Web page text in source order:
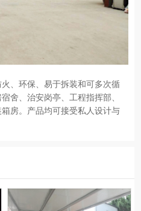
、环保、易于拆装和可多次循
舍、治安岗亭、工程指挥部、
房。产品均可接受私人设计与